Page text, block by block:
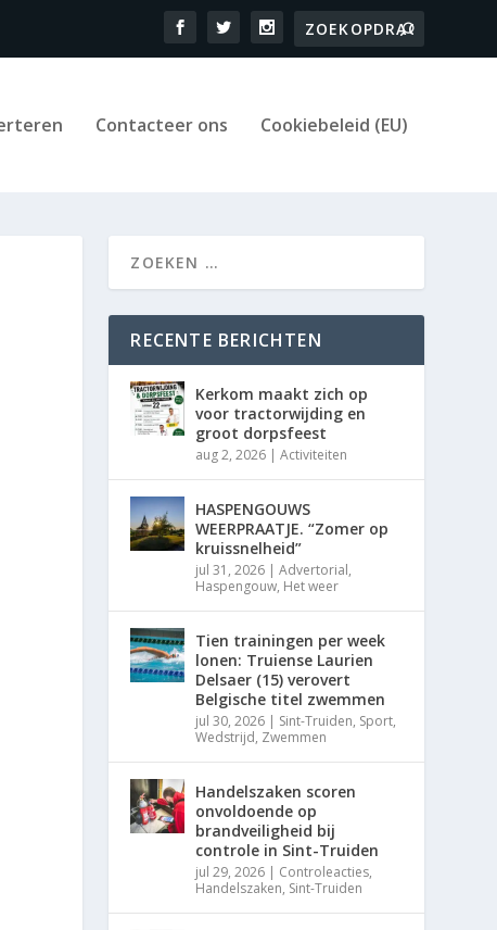
Contacteer ons Cookiebeleid (EU)
RECENTE BERICHTEN
Kerkom maakt zich op
voor tractorwijding en
groot dorpsfeest
aug 2, 2026 |Activiteiten
HASPENGOUWS
WEERPRAATJE. “Zomer op
kruissnelheid”
jul 31, 2026 |Advertorial,
Haspengouw, Het weer
Tien trainingen per week
lonen: Truiense Laurien
Delsaer (15) verovert
Belgische titel zwemmen
jul 30, 2026 | Sint-Truiden, Sport,
Wedstrijd, Zwemmen
Handelszaken scoren
onvoldoende op
brandveiligheid bij
controle in Sint-Truiden
jul 29, 2026 | Controleacties,
Handelszaken, Sint-Truiden